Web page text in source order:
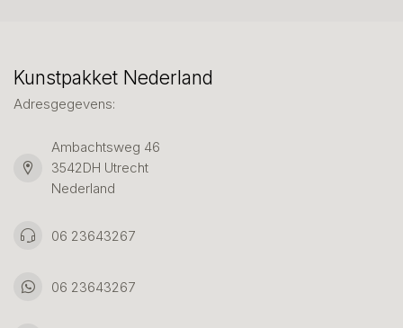
Kunstpakket Nederland
Adresgegevens:
Ambachtsweg 46
3542DH Utrecht
Nederland
06 23643267
06 23643267